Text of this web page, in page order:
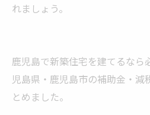
れましょう。
鹿児島で新築住宅を建てるなら
児島県・鹿児島市の補助金・減
とめました。